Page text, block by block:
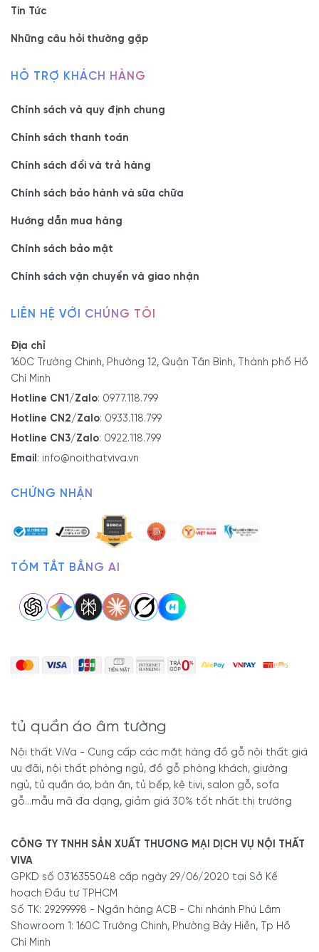
tủ quần áo âm tường
Nội thất ViVa - Cung cấp các mặt hàng đồ gỗ nội thất giá
ưu đãi, nội thất phòng ngủ, đồ gỗ phòng khách, giường
ngủ, tủ quần áo, bàn ăn, tủ bếp, kệ tivi, salon gỗ, sofa
gỗ...mẫu mã đa dạng, giảm giá 30% tốt nhất thị trường
Tin Tức
Những câu hỏi thường gặp
HỖ TRỢ KHÁCH HÀNG
Chính sách và quy định chung
Chính sách thanh toán
Chính sách đổi và trả hàng
Chính sách bảo hành và sữa chữa
Hướng dẫn mua hàng
Chính sách bảo mật
Chính sách vận chuyển và giao nhận
LIÊN HỆ VỚI CHÚNG TÔI
Địa chỉ
160C Trường Chinh, Phường 12, Quận Tân Bình, Thành phố Hồ
Chí Minh
Hotline CN1/Zalo: 0977.118.799
Hotline CN2/Zalo: 0933.118.799
Hotline CN3/Zalo: 0922.118.799
Email : info@noithatviva.vn
CHỨNG NHẬN
TÓM TẮT BẰNG AI
CÔNG TY TNHH SẢN XUẤT THƯƠNG MẠI DỊCH VỤ NỘI THẤT
VIVA
GPKD số 0316355048 cấp ngày 29/06/2020 tại Sở Kế
hoạch Đầu tư TPHCM
Số TK: 29299998 - Ngân hàng ACB - Chi nhánh Phú Lâm
Showroom 1: 160C Trường Chinh, Phường Bảy Hiền, Tp Hồ
Chí Minh